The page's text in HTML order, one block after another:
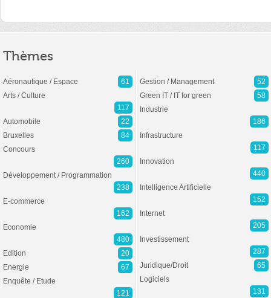
Thèmes
Aéronautique / Espace
61
Arts / Culture
117
Automobile
22
Bruxelles
84
Concours
260
Développement / Programmation
238
E-commerce
162
Economie
480
Edition
20
Energie
67
Enquête / Etude
121
Gestion / Management
52
Green IT / IT for green
58
Industrie
186
Infrastructure
117
Innovation
440
Intelligence Artificielle
152
Internet
205
Investissement
287
Juridique/Droit
65
Logiciels
131